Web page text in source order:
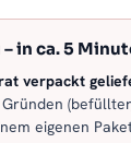
in ca. 5
verpackt
eigenen